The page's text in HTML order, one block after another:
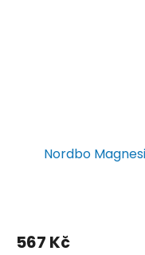
Nordbo
567 Kč